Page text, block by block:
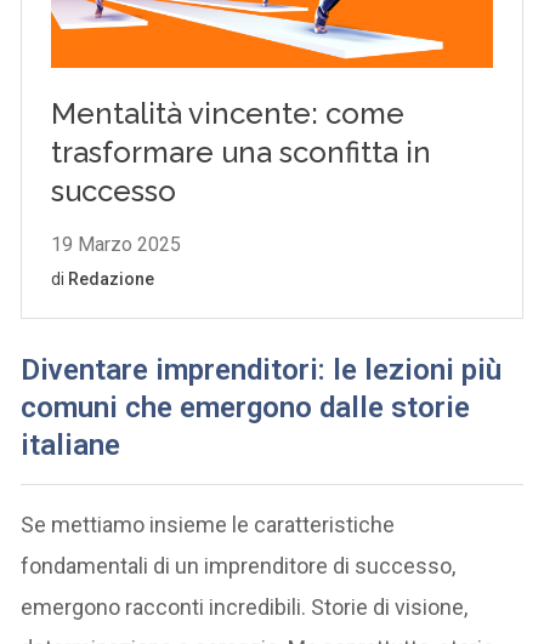
Diventare imprenditori: le lezioni più
comuni che emergono dalle storie
italiane
Se mettiamo insieme le caratteristiche
fondamentali di un imprenditore di successo,
emergono racconti incredibili. Storie di visione,